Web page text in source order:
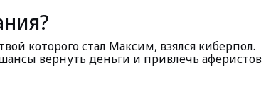
которого стал Максим, взялся киберпол.
вернуть деньги и привлечь аферистов